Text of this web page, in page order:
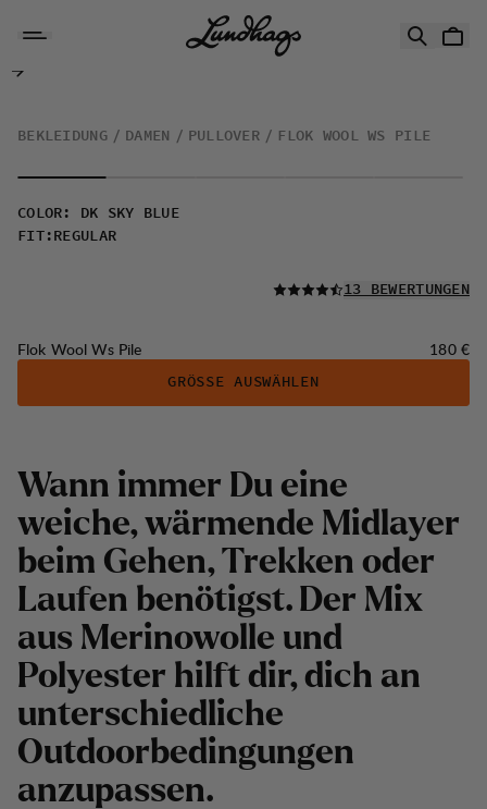
Flok Wool Ws Pile
BEKLEIDUNG DAMEN PULLOVER FLOK WOOL WS PILE
COLOR :
DK SKY BLUE
FIT: REGULAR
LESEN SIE ALLE
13 BEWERTUNGEN
Flok Wool Ws Pile Preis:
180 €
GRÖSSE AUSWÄHLEN
Wann immer Du eine
weiche, wärmende Midlayer
beim Gehen, Trekken oder
Laufen benötigst. Der Mix
aus Merinowolle und
Polyester hilft dir, dich an
unterschiedliche
Outdoorbedingungen
anzupassen.